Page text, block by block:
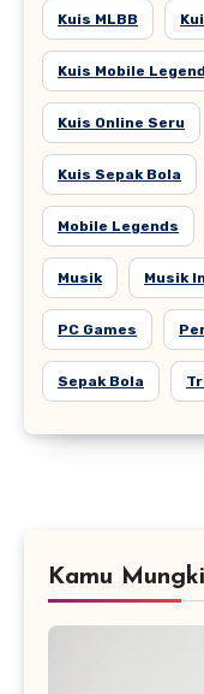
Kuis MLBB
Kuis Mobile
Kuis Online Seru
Kuis Sepak Bola
Mobile Legends
Musik Musik
PC Games
Sepak Bola
Kamu